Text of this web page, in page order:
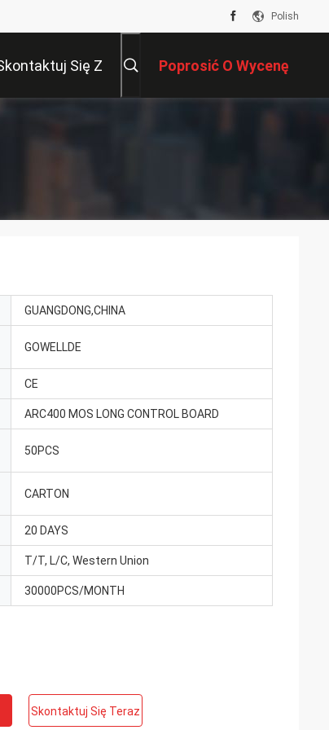
Polish
Się Z Poprosić O Wycenę
GUANGDONG,CHINA
GOWELLDE
CE
ARC400 MOS LONG CONTROL BOARD
50PCS
CARTON
20 DAYS
T/T, L/C, Western Union
30000PCS/MONTH
Skontaktuj Się Teraz